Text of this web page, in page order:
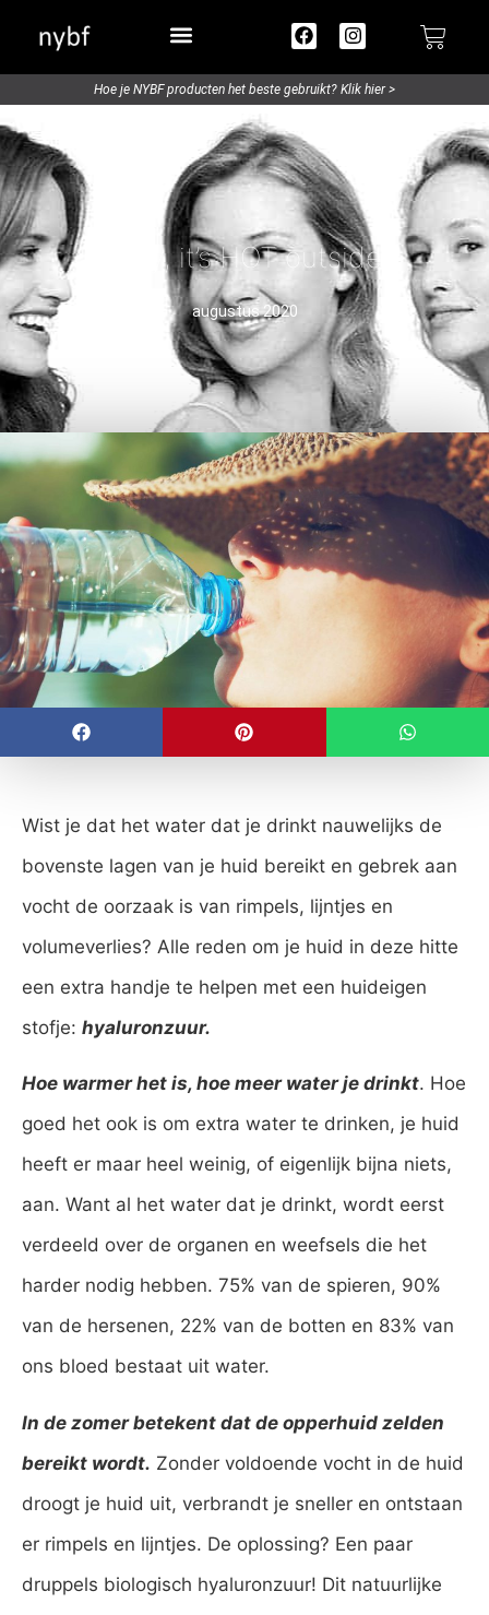
Hoe je NYBF producten het beste gebruikt? Klik hier >
Baby, it’s HOT outside!
augustus 2020
Wist je dat het water dat je drinkt nauwelijks de
bovenste lagen van je huid bereikt en gebrek aan
vocht de oorzaak is van rimpels, lijntjes en
volumeverlies? Alle reden om je huid in deze hitte
een extra handje te helpen met een huideigen
stofje: hyaluronzuur.
Hoe warmer het is, hoe meer water je drinkt. Hoe
goed het ook is om extra water te drinken, je huid
heeft er maar heel weinig, of eigenlijk bijna niets,
aan. Want al het water dat je drinkt, wordt eerst
verdeeld over de organen en weefsels die het
harder nodig hebben. 75% van de spieren, 90%
van de hersenen, 22% van de botten en 83% van
ons bloed bestaat uit water.
In de zomer betekent dat de opperhuid zelden
bereikt wordt. Zonder voldoende vocht in de huid
droogt je huid uit, verbrandt je sneller en ontstaan
er rimpels en lijntjes. De oplossing? Een paar
druppels biologisch hyaluronzuur! Dit natuurlijke